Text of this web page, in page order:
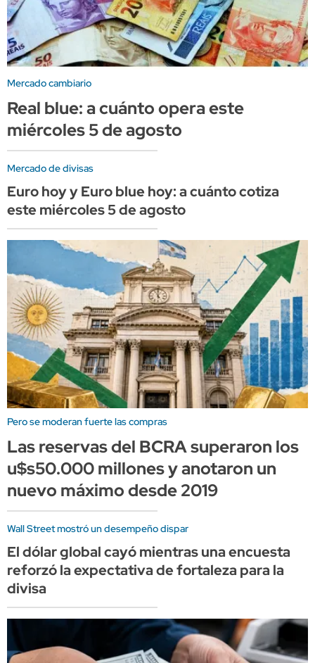
Mercado cambiario
Real blue: a cuánto opera este
miércoles 5 de agosto
Mercado de divisas
Euro hoy y Euro blue hoy: a cuánto cotiza
este miércoles 5 de agosto
Pero se moderan fuerte las compras
Las reservas del BCRA superaron los
u$s50.000 millones y anotaron un
nuevo máximo desde 2019
Wall Street mostró un desempeño dispar
El dólar global cayó mientras una encuesta
reforzó la expectativa de fortaleza para la
divisa